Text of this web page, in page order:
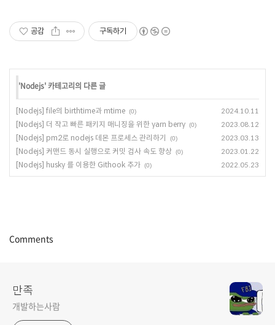
공감 구독하기
'Nodejs' 카테고리의 다른 글
[Nodejs] file의 birthtime과 mtime (0) 2024.10.11
[Nodejs] 더 작고 빠른 패키지 매니징을 위한 yarn berry (0) 2023.08.12
[Nodejs] pm2로 nodejs 데몬 프로세스 관리하기 (0) 2023.03.13
[Nodejs] 커맨드 동시 실행으로 커밋 검사 속도 향상 (0) 2023.01.22
[Nodejs] husky 를 이용한 Githook 추가 (0) 2022.05.23
Comments
만족
개발하는사람